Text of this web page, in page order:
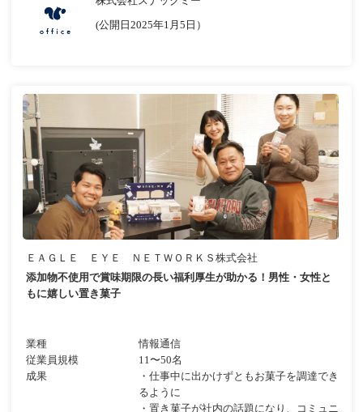
(公開日2025年1月5日）
ＥＡＧＬＥ ＥＹＥ ＮＥＴＷＯＲＫＳ株式会社
添加物不使用で賞味期限の長い福利厚生が助かる！男性・女性と
もに嬉しい置き菓子
業種
情報通信
従業員規模
11〜50名
成果
・仕事中に出かけずともお菓子を調達でき
るように
・置き菓子が社内の話題になり、コミュニ